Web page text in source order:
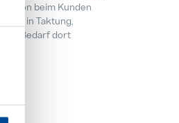
beim Kunden
sind in Taktung,
den Bedarf dort